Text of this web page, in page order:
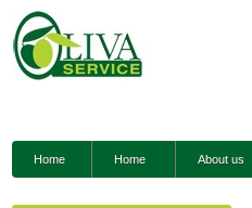
Home Home About us